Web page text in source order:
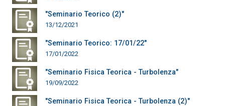
"Seminario Teorico (2)"
13/12/2021
"Seminario Teorico: 17/01/22"
17/01/2022
"Seminario Fisica Teorica - Turbolenza"
19/09/2022
"Seminario Fisica Teorica - Turbolenza (2)"